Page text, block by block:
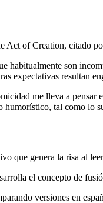
Act of Creation, citado
habitualmente son
expectativas resultan
me lleva a
humorístico, tal como
que genera la risa al
el concepto de
versiones en